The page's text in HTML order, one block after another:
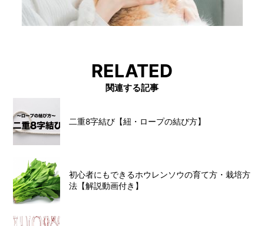
RELATED
関連する記事
二重8字結び【紐・ロープの結び方】
初心者にもできるホウレンソウの育て方・栽培方
法【解説動画付き】